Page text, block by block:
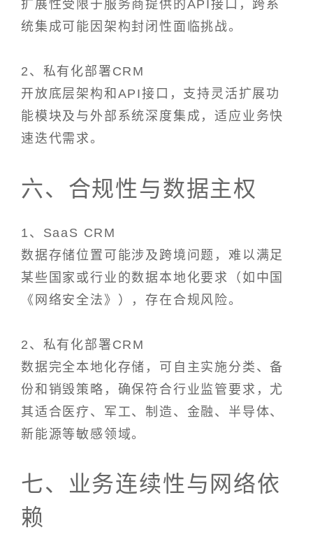
扩展性受限于服务商提供的API接口，跨系
统集成可能因架构封闭性面临挑战。
2、私有化部署CRM
开放底层架构和API接口，支持灵活扩展功
能模块及与外部系统深度集成，适应业务快
速迭代需求。
六、合规性与数据主权
1、SaaS CRM
数据存储位置可能涉及跨境问题，难以满足
某些国家或行业的数据本地化要求（如中国
《网络安全法》），存在合规风险。
2、私有化部署CRM
数据完全本地化存储，可自主实施分类、备
份和销毁策略，确保符合行业监管要求，尤
其适合医疗、军工、制造、金融、半导体、
新能源等敏感领域。
七、业务连续性与网络依
赖